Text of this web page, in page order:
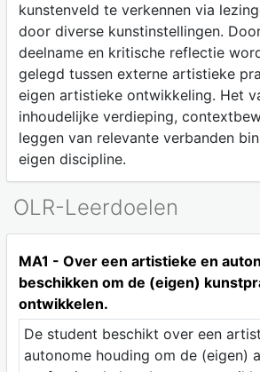
kunstenveld te verkennen via
door diverse kunstinstellingen.
deelname en kritische reflectie
gelegd tussen externe artistieke
eigen artistieke ontwikkeling. Het
inhoudelijke verdieping,
leggen van relevante verbanden
eigen discipline.
OLR-Leerdoelen
MA1 - Over een artistieke en
beschikken om de (eigen)
ontwikkelen.
De student beschikt over een
autonome houding om de (eigen)